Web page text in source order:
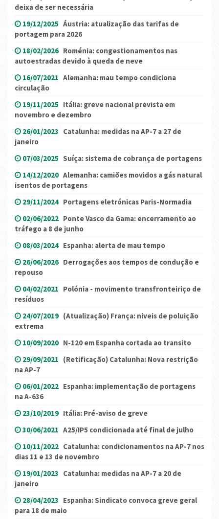
deixa de ser necessária
19/12/2025 Áustria: atualização das tarifas de
portagem para 2026
18/02/2026 Roménia: congestionamentos nas
autoestradas devido à queda de neve
16/07/2021 Alemanha: mau tempo condiciona
circulação
19/11/2025 Itália: greve nacional prevista em
novembro e dezembro
26/01/2023 Catalunha: medidas na AP-7 a 27 de
janeiro
07/03/2025 Suíça: sistema de cobrança de portagens
14/12/2020 Alemanha: camiões movidos a gás natural
isentos de portagens
29/11/2024 Portagens eletrónicas Paris-Normadia
02/06/2022 Ponte Vasco da Gama: encerramento ao
tráfego a 8 de junho
08/03/2024 Espanha: alerta de mau tempo
26/06/2026 Derrogações aos tempos de condução e
repouso
04/02/2021 Polónia - movimento transfronteiriço de
resíduos
24/07/2019 (Atualização) França: niveis de poluição
extrema
10/09/2020 N-120 em Espanha cortada ao transito
29/09/2021 (Retificação) Catalunha: Nova restrição
na AP-7
06/01/2022 Espanha: implementação de portagens
na A-636
23/10/2019 Itália: Pré-aviso de greve
30/06/2021 A25/IP5 condicionada até final de julho
10/11/2022 Catalunha: condicionamentos na AP-7 nos
dias 11 e 13 de novembro
19/01/2023 Catalunha: medidas na AP-7 a 20 de
janeiro
28/04/2023 Espanha: Sindicato convoca greve geral
para 18 de maio